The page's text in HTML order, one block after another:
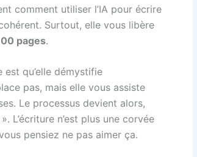
comment utiliser l’IA pour écrire
Surtout, elle vous libère
pages.
qu’elle démystifie
pas, mais elle vous assiste
Le processus devient alors,
L’écriture n’est plus une corvée
pensiez ne pas aimer ça.